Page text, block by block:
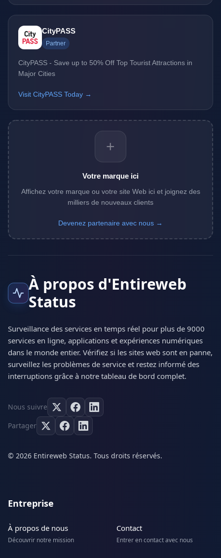
CityPASS
Partner
CityPASS - Save up to 50% Off Top Tourist Attractions in
Major Cities
Visit CityPASS Today →
+
Votre marque ici
Affichez votre marque ou votre site Web ici et joignez des
milliers de nouveaux clients
Devenez partenaire avec nous →
À propos d'Entireweb
Status
Surveillance des services en temps réel pour plus de 9000
services en ligne, applications et expériences numériques
dans le monde entier. Vérifiez si les sites web sont en panne,
surveillez les problèmes de service et restez informé des
interruptions grâce à notre tableau de bord complet.
Nous suivre
Partager
© 2026 Entireweb Status. Tous droits réservés.
Entreprise
À propos de nous
Découvrir notre mission
Contact
Entrer en contact avec nous